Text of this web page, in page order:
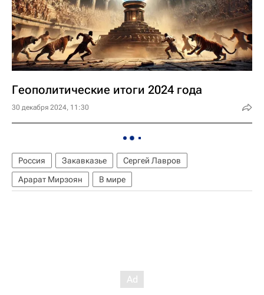
Геополитические итоги 2024 года
30 декабря 2024, 11:30
Россия Закавказье
Сергей Лавров
Арарат Мирзоян
В мире